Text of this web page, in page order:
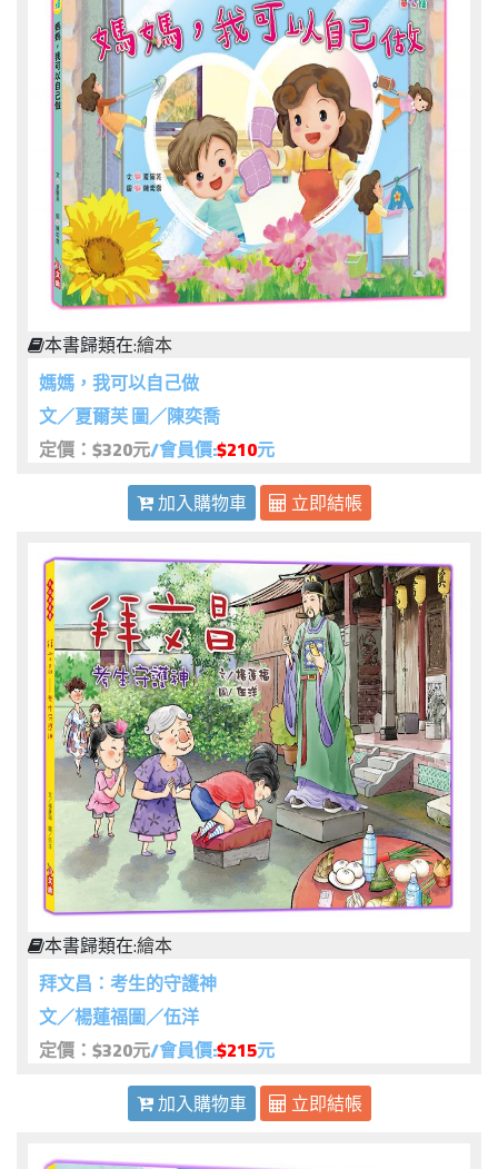
本書歸類在:繪本
媽媽，我可以自己做
文／夏爾芙 圖／陳奕喬
定價：$320元/會員價:$210元
加入購物車
立即結帳
本書歸類在:繪本
拜文昌：考生的守護神
文／楊蓮福圖／伍洋
定價：$320元/會員價:$215元
加入購物車
立即結帳